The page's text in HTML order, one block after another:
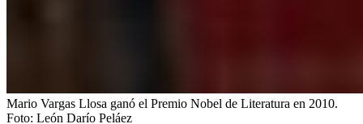
Mario Vargas Llosa ganó el Premio Nobel de Literatura en 2010.
Foto: León Darío Peláez